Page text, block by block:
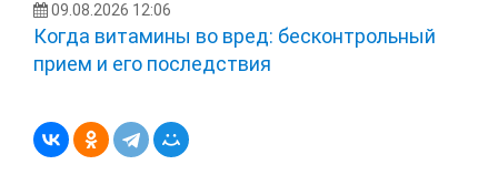
09.08.2026 12:06
Когда витамины во вред: бесконтрольный
прием и его последствия